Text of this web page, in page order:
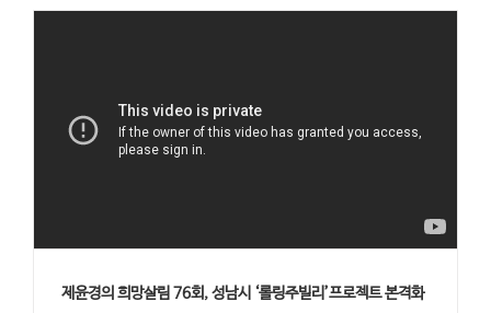
제윤경의 희망살림 76회, 성남시 ‘롤링주빌리’프로젝트 본격화